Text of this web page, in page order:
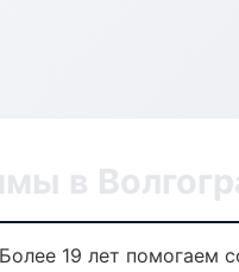
в
19 лет помогаем